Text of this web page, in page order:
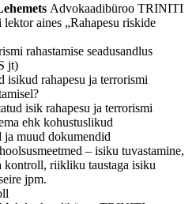
Advokaadibüroo TRINITI
aines „Rahapesu riskide
rahastamise seadusandlus
jt)
isikud rahapesu ja terrorismi
isik rahapesu ja terrorismi
ehk kohustuslikud
ja muud dokumendid
– isiku tuvastamine,
kontroll, riikliku taustaga isiku
jpm.